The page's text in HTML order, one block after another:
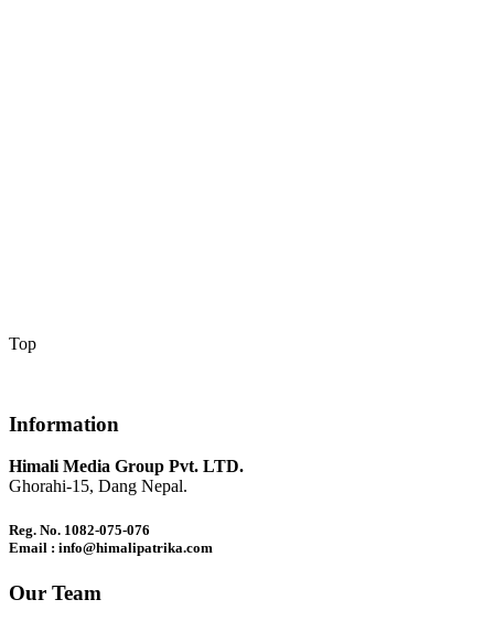
Top
Information
Himali Media Group Pvt. LTD.
Ghorahi-15, Dang Nepal.
Reg. No. 1082-075-076
Email : info@himalipatrika.com
Our Team